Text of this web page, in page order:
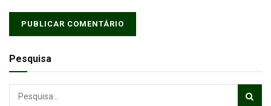
Pesquisa